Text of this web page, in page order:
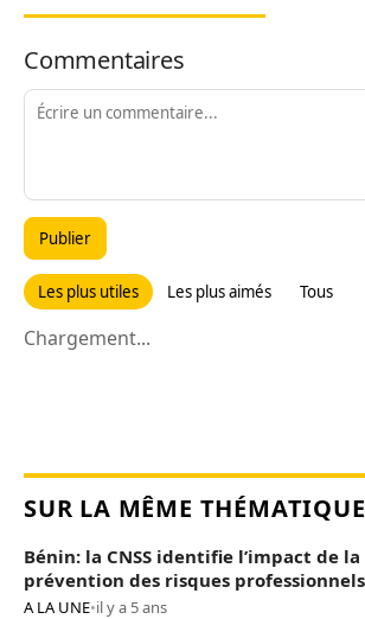
Commentaires
Publier
Les plus utiles Les plus aimés Tous
Chargement...
SUR LA MÊME THÉMATIQUE
Bénin: la CNSS identifie l’impact de
prévention des risques professionnels
A LA UNE•il y a 5 ans